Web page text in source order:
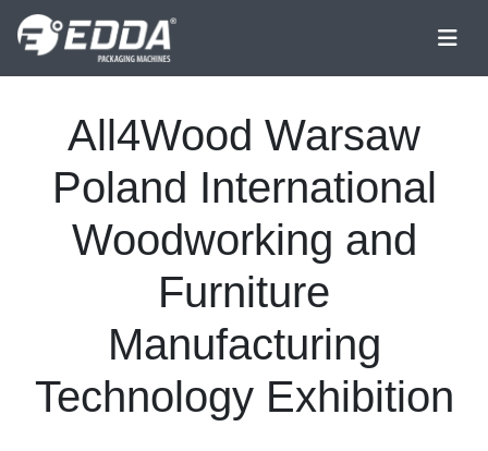
All4Wood Warsaw
Poland International
Woodworking and
Furniture
Manufacturing
Technology Exhibition